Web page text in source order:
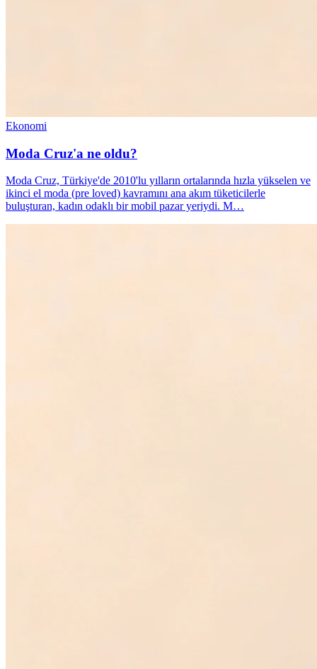
Ekonomi
Moda Cruz'a ne oldu?
Moda Cruz, Türkiye'de 2010'lu yılların ortalarında hızla yükselen ve
ikinci el moda (pre loved) kavramını ana akım tüketicilerle
buluşturan, kadın odaklı bir mobil pazar yeriydi. M…